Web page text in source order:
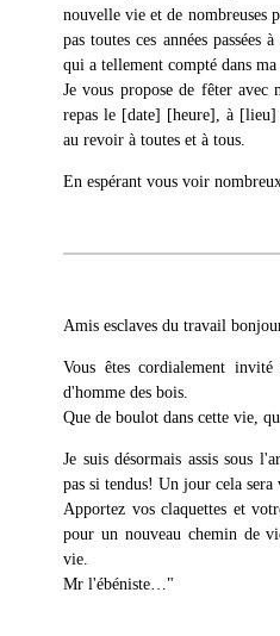
nouvelle vie et de nombreuses
pas toutes ces années passées
qui a tellement compté dans
Je vous propose de fêter avec
repas le [date] [heure], à
au revoir à toutes et à tous.
En espérant vous voir
Amis esclaves du travail
Vous êtes cordialement
d'homme des bois.
Que de boulot dans cette vie,
Je suis désormais assis sous
pas si tendus! Un jour cela sera
Apportez vos claquettes et
pour un nouveau chemin de
vie.
Mr l'ébéniste…"